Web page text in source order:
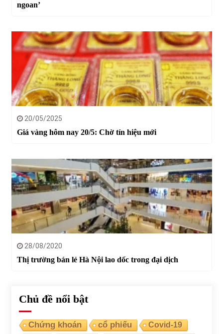
ngoan’
20/05/2025
Giá vàng hôm nay 20/5: Chờ tín hiệu mới
28/08/2020
Thị trường bán lẻ Hà Nội lao dốc trong đại dịch
Chủ đề nổi bật
Chứng khoán cổ phiếu
Covid-19